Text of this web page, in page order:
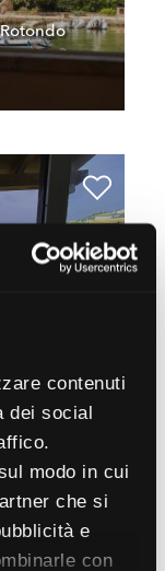
contenuti
dei social
modo in cui
che si
e
con
- Porto
- Porto